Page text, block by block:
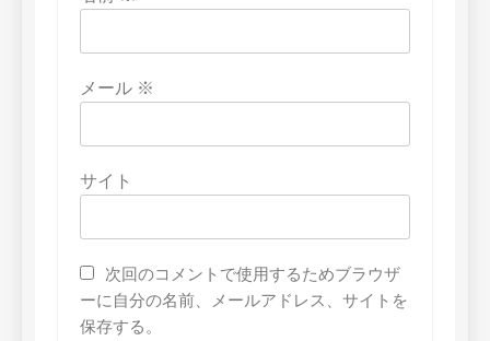
メール ※
サイト
次回のコメントで使用するためブラウザ
ーに自分の名前、メールアドレス、サイトを
保存する。